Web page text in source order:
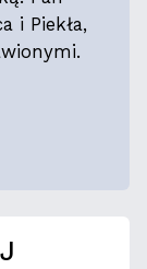
i Piekła,